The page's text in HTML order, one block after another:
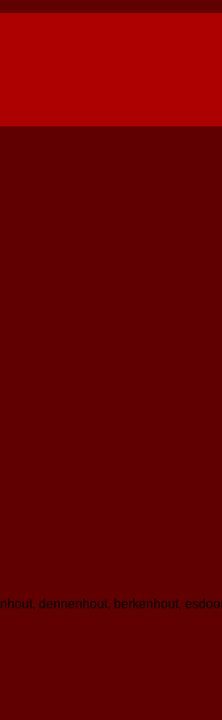
dennenhout, berkenhout,